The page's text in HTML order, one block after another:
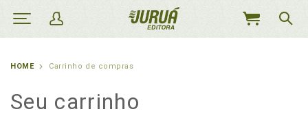
MEU
HOME Carrinho de compras
Seu carrinho